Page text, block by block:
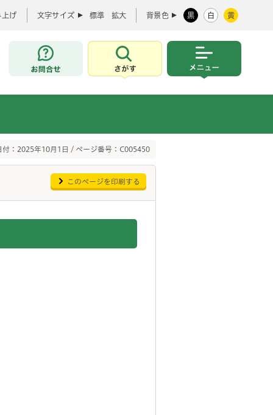
上げ 文字サイズ 標準 拡大 背景色 黒 白 黄
お問合せ
さがす
付：2025年10月1日 / ページ番号：C005450
このページを印刷する